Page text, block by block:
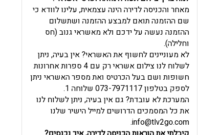
מאחר והכניסה לדירה הינה עצמאית, עלינו לוודא כי
שם ההזמנה תואם למבצע ההזמנה ושתשלום
ההזמנה נעשה על ידכם ולא מאשראי גנוב (חס
וחלילה).
לא מעוניינים לחשוף את האשראי? אין בעיה, ניתן
לשלוח לנו צילום אשראי רק עם 4 ספרות אחרונות
חשופות ושם בעל הכרטיס ואת מספר האשראי ניתן
לספק בטלפון 073-7971117 שלוחה 1.
המערכת לא עובדת? גם אין בעיה, ניתן לשלוח לנו
את כל המסמכים הדרושים למייל הישיר שלנו
info@tlv2go.com
.